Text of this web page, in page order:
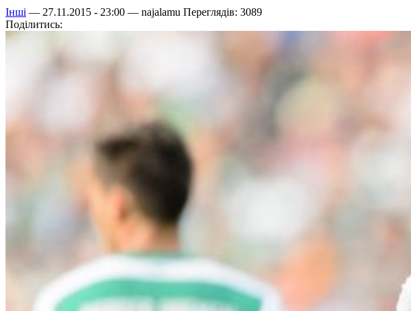
Інші — 27.11.2015 - 23:00 — najalamu Переглядів: 3089
Поділитись: